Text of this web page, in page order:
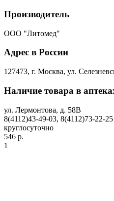
Производитель
ООО "Литомед"
Адрес в России
127473, г. Москва, ул.
Наличие товара в
ул. Лермонтова, д. 58В
8(4112)43-49-03, 8(4112)73-22-25
круглосуточно
546 р.
1